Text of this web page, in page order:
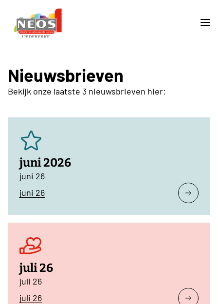
Nieuwsbrieven
Bekijk onze laatste 3 nieuwsbrieven hier:
juni 2026
juni 26
juni 26
juli 26
juli 26
juli 26